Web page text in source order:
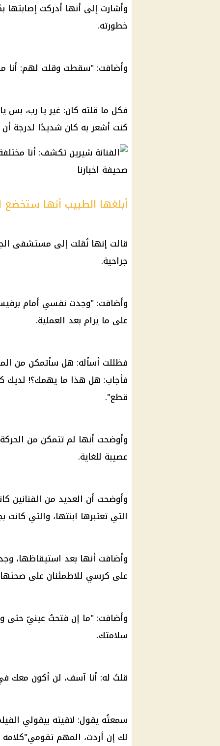
وأشارت إلى أنها أدركت
خطورته.
وأضافت: "سقطت وقلت لهم: أنا
فكل ما قلته كان: غير يا رب، بس
كنت أشعر به كان شديدًا لدرجة
أبلغها الطبيب أنها ستخضع
قالت إنها نُقلت إلى مستشفى
جراحية.
وأضافت: "وجدت نفسي أمام
على ما يرام بعد العملية.
فظللت أسأله: هل سأتمكن من
فأجاب: هل هذا ما يهمك؟!
قطع".
وأوضحت أنها لم تتمكن من
عصيبة للغاية.
وأوضحت أن العديد من الفنانين
التي تعتبرها ابنتها، والتي
وأضافت أنها بعد استيقاظها،
على كرسي للاطمئنان على
وأضافت: "ما إن فتحتُ عينيّ حتى
سلامتك.
قلتُ له: أنا آسف، لن أكون معك
سمعتُه يقول: لاقيته بيقولي
لك إن أردت، المهم